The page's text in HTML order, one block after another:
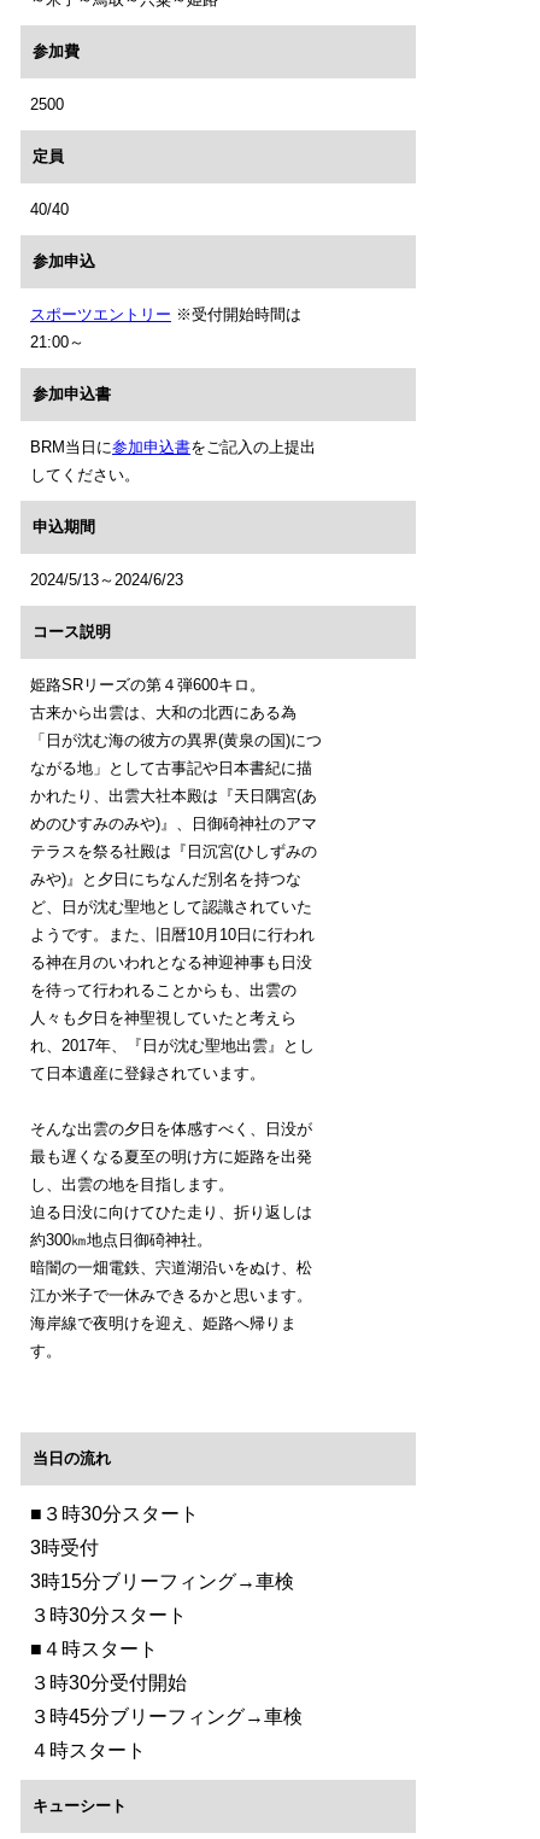
参加費
2500
定員
40/40
参加申込
スポーツエントリー ※受付開始時間は
21:00～
参加申込書
BRM当日に参加申込書をご記入の上提出
してください。
申込期間
2024/5/13～2024/6/23
コース説明
姫路SRリーズの第４弾600キロ。
古来から出雲は、大和の北西にある為
「日が沈む海の彼方の異界(黄泉の国)につ
ながる地」として古事記や日本書紀に描
かれたり、出雲大社本殿は『天日隅宮(あ
めのひすみのみや)』、日御碕神社のアマ
テラスを祭る社殿は『日沉宮(ひしずみの
みや)』と夕日にちなんだ別名を持つな
ど、日が沈む聖地として認識されていた
ようです。また、旧暦10月10日に行われ
る神在月のいわれとなる神迎神事も日没
を待って行われることからも、出雲の
人々も夕日を神聖視していたと考えら
れ、2017年、『日が沈む聖地出雲』とし
て日本遺産に登録されています。
そんな出雲の夕日を体感すべく、日没が
最も遅くなる夏至の明け方に姫路を出発
し、出雲の地を目指します。
迫る日没に向けてひた走り、折り返しは
約300㎞地点日御碕神社。
暗闇の一畑電鉄、宍道湖沿いをぬけ、松
江か米子で一休みできるかと思います。
海岸線で夜明けを迎え、姫路へ帰りま
す。
当日の流れ
■３時30分スタート
3時受付
3時15分ブリーフィング→車検
３時30分スタート
■４時スタート
３時30分受付開始
３時45分ブリーフィング→車検
４時スタート
キューシート